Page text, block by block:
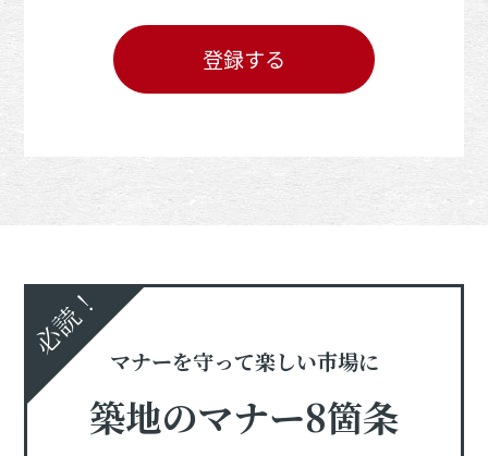
登録する
必読！
マナーを守って楽しい市場に
築地のマナー8箇条